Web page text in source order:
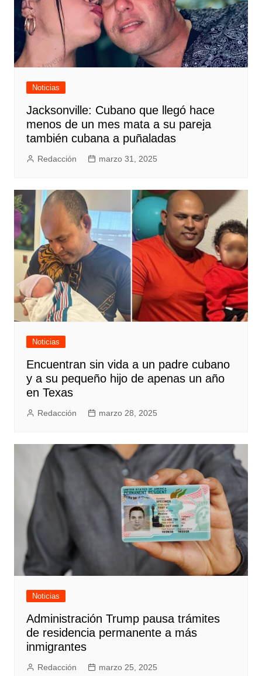
Noticias
Jacksonville: Cubano que llegó hace
menos de un mes mata a su pareja
también cubana a puñaladas
Redacción marzo 31, 2025
Noticias
Encuentran sin vida a un padre cubano
y a su pequeño hijo de apenas un año
en Texas
Redacción marzo 28, 2025
Noticias
Administración Trump pausa trámites
de residencia permanente a más
inmigrantes
Redacción marzo 25, 2025